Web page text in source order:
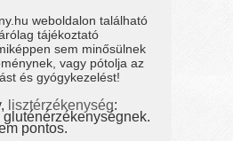
weboldalon található
tájékoztató
sem minősülnek
vagy pótolja az
és gyógykezelést!
lisztérzékenység:
pontos.